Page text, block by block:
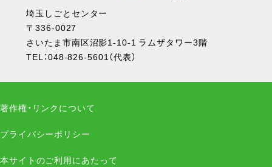
埼玉しごとセンター
〒336-0027
さいたま市南区沼影1-10-1 ラムザタワー3階
TEL：048-826-5601（代表）
著作権・リンクについて
プライバシーポリシー
本サイトのご利用にあたって